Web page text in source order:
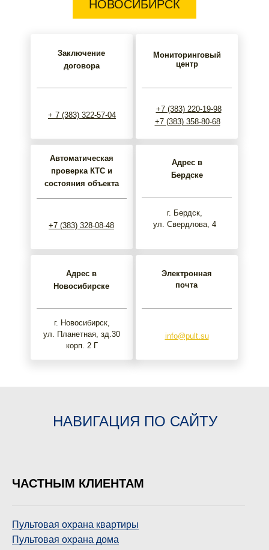
НОВОСИБИРСК
Заключение
договора
+ 7 (383) 322-57-04
Мониторинговый
центр
+7 (383) 220-19-98
+7 (383) 358-80-68
Автоматическая
проверка КТС и
состояния объекта
+7 (383) 328-08-48
Адрес в
Бердске
Адрес в
Новосибирске
г. Новосибирск,
ул. Планетная, зд.30
корп. 2 Г
г. Бердск,
ул. Свердлова, 4
Электронная
почта
info@pult.su
НАВИГАЦИЯ ПО САЙТУ
ЧАСТНЫМ КЛИЕНТАМ
Пультовая охрана квартиры
Пультовая охрана дома